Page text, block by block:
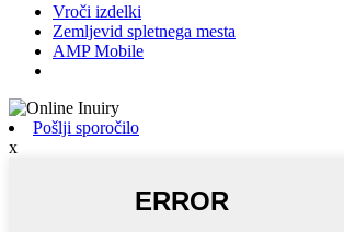
Vroči izdelki
Zemljevid spletnega mesta
AMP Mobile
Pošlji sporočilo
x